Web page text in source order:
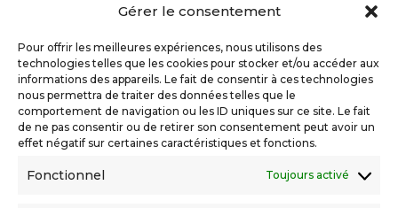
Gérer le consentement
Pour offrir les meilleures expériences, nous utilisons des
technologies telles que les cookies pour stocker et/ou accéder aux
informations des appareils. Le fait de consentir à ces technologies
nous permettra de traiter des données telles que le
comportement de navigation ou les ID uniques sur ce site. Le fait
de ne pas consentir ou de retirer son consentement peut avoir un
effet négatif sur certaines caractéristiques et fonctions.
Fonctionnel Toujours activé
Mentions légales
Politique de confidentialité
Déclaration d’accessibilité numérique
Ils nous soutiennent